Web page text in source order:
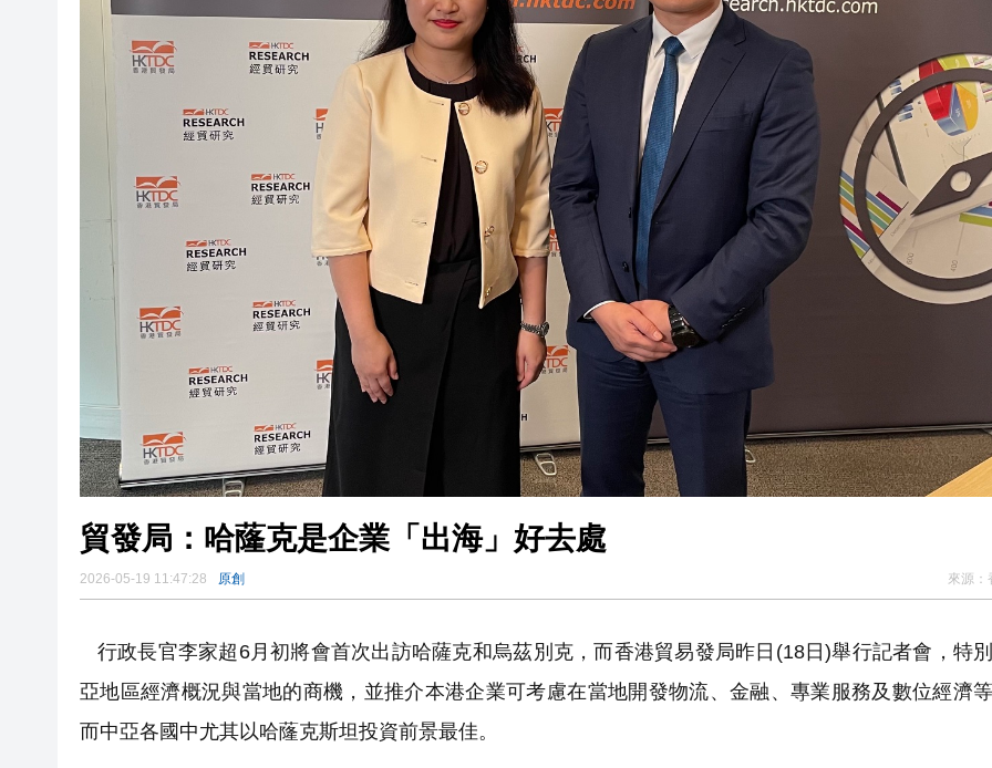
九龍城男子墮樓重傷 疑安裝冷氣生意外
騰勢N9閃充版上市 華語樂壇巨星王力宏成首位車主
政府提交地盤全面禁煙修例 周五刊憲 違例定額罰款3000元
Q1港商業地產投資額上升41% 教育機構需求持續上升
盧寵茂以中國代表團成員身份出席世衞大會
【藝術】深圳文博會重磅首發！趙之境《盛世騏驥·天馬》數字藏品正式上線
貿發局：哈蕯克是企業「出海」好去處
2026-05-19 11:47:28 原創 來源：
行政長官李家超6月初將會首次出訪哈薩克和烏茲別克，而香港貿易發局昨日(18日)舉行記者會，特
亞地區經濟概況與當地的商機，並推介本港企業可考慮在當地開發物流、金融、專業服務及數位經濟
而中亞各國中尤其以哈蕯克斯坦投資前景最佳。